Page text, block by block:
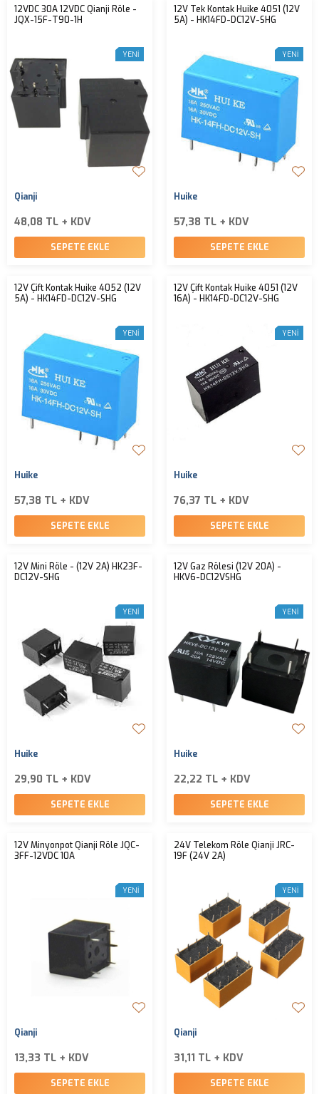
12VDC 30A 12VDC Qianji Röle -
JQX-15F-T90-1H
YENI
Qianji
48,08 TL + KDV
SEPETE EKLE
12V Tek Kontak Huike 4051 (12V
5A) - HK14FD-DC12V-SHG
YENI
Huike
57,38 TL + KDV
SEPETE EKLE
12V Çift Kontak Huike 4052 (12V
5A) - HK14FD-DC12V-SHG
YENI
Huike
57,38 TL + KDV
SEPETE EKLE
12V Çift Kontak Huike 4051 (12V
16A) - HK14FD-DC12V-SHG
YENI
Huike
76,37 TL + KDV
SEPETE EKLE
12V Mini Röle - (12V 2A) HK23F-
DC12V-SHG
YENI
Huike
29,90 TL + KDV
SEPETE EKLE
12V Gaz Rölesi (12V 20A) -
HKV6-DC12VSHG
YENI
Huike
22,22 TL + KDV
SEPETE EKLE
12V Minyonpot Qianji Röle JQC-
3FF-12VDC 10A
YENI
Qianji
13,33 TL + KDV
SEPETE EKLE
24V Telekom Röle Qianji JRC-
19F (24V 2A)
YENI
Qianji
31,11 TL + KDV
SEPETE EKLE